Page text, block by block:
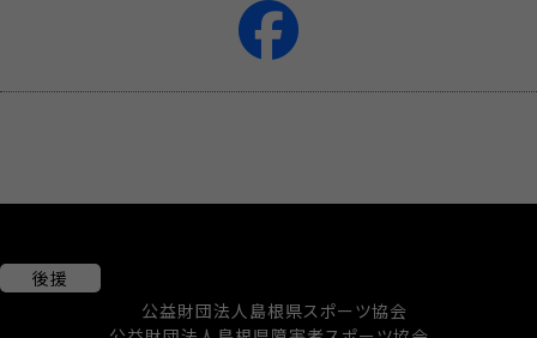
後援
公益財団法人島根県スポーツ協会